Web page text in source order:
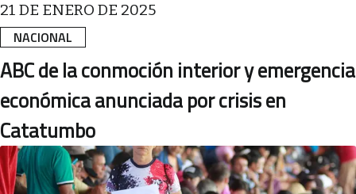
NACIONAL
21 DE ENERO DE 2025
ABC de la conmoción interior y emergencia
económica anunciada por crisis en
Catatumbo